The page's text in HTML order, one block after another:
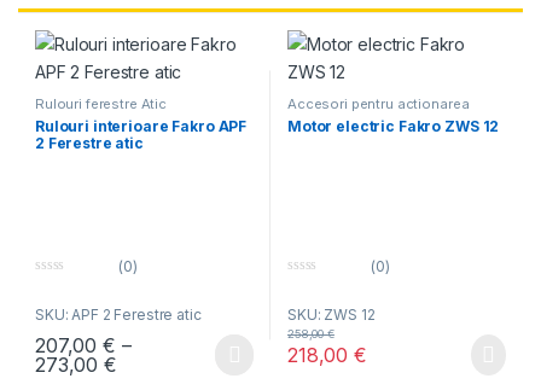
Rulouri ferestre Atic
Rulouri interioare Fakro APF
2 Ferestre atic
u
o
f
5
(0)
SKU: APF 2 Ferestre atic
207,00€ –
273,00€Interval de prețuri: 207,00 € până la 273,00 €
Acest produs are mai multe variații. Opțiunile pot fi alese în
Accesori pentru actionarea
Motor electric Fakro ZWS 12
u
t
o
f
(0)
SKU: ZWS 12
218,00€
258,00€